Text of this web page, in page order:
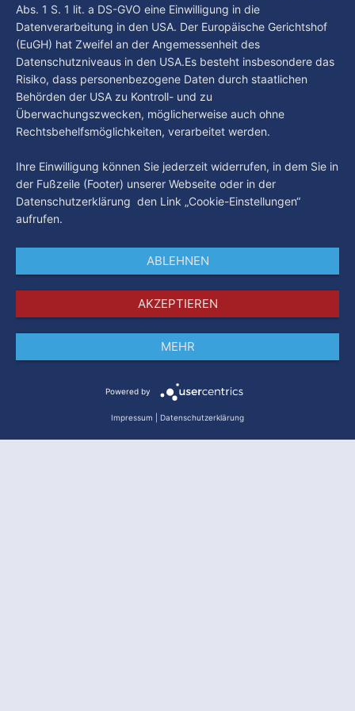
Wochen einige
Datenschutz
Abs. 1 S. 1 lit. a DS-GVO eine Einwilligung in die
Datenverarbeitung in den USA. Der Europäische Gerichtshof
(EuGH) hat Zweifel an der Angemessenheit des
Datenschutzniveaus in den USA.Es besteht insbesondere das
Risiko, dass personenbezogene Daten durch staatlichen
Behörden der USA zu Kontroll- und zu
Überwachungszwecken, möglicherweise auch ohne
Rechtsbehelfsmöglichkeiten, verarbeitet werden.
Ihre Einwilligung können Sie jederzeit widerrufen, in dem Sie in
der Fußzeile (Footer) unserer Webseite oder in der
Datenschutzerklärung den Link „Cookie-Einstellungen“
aufrufen.
ABLEHNEN
AKZEPTIEREN
MEHR
Powered by
Impressum Datenschutzerklärung